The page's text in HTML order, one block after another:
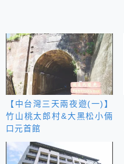
【中台灣三天兩夜遊(一)】
竹山桃太郎村&大黑松小倆
口元首館